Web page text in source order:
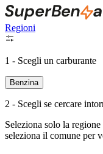
Regioni
1 - Scegli un carburante
Benzina
2 - Scegli se cercare
Seleziona solo la
seleziona il comune per